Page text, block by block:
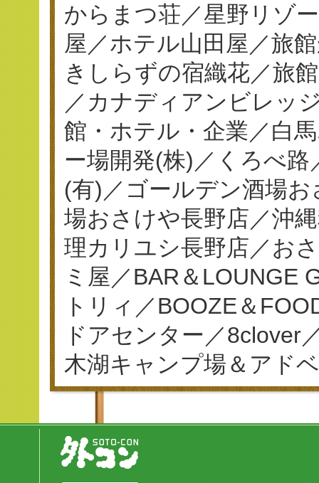
からまつ荘／星野リゾ
屋／ホテル山田屋／旅
きしらずの宿織花／旅
／カナディアンビレッ
館・ホテル・企業／白
ー場開発(株)／くろべ
(有)／ゴールデン酒場
場おさけや長野店／沖
理カリユシ長野店／お
ミ屋／BAR＆LOUNGE
トリィ／BOOZE＆
ドアセンター／8clover
木湖キャンプ場＆アド